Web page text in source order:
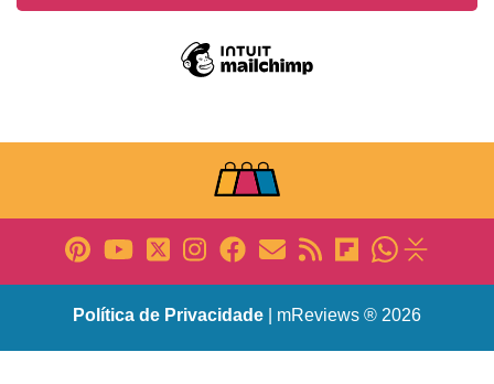
Política de Privacidade | mReviews ® 2026